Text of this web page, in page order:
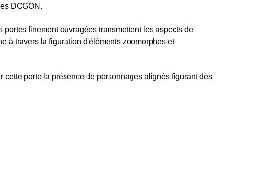
DOGON.
portes finement ouvragées transmettent les aspects de
à travers la figuration d'éléments zoomorphes et
cette porte la présence de personnages alignés figurant des